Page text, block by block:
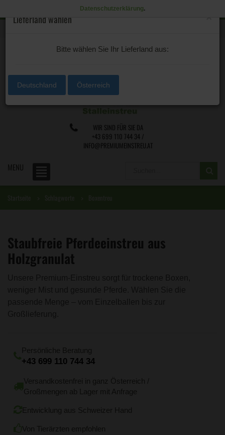
WIR SIND FÜR SIE DA
+43 699 110 744 34 /
INFO@PREMIUMEINSTREU.AT
MENU
Staubfreie Pferdeeinstreu aus
Holzgranulat
Persönliche Beratung
+43 699 110 744 34
Versandkostenfrei in ganz Österreich /
Großmengen ab Lager mit Anfrage
Entwicklung aus Schweizer Hand
Von Tierärzten empfohlen
Lieferland wählen
Bitte wählen Sie Ihr Lieferland aus:
Deutschland Österreich
Datenschutzerklärung.